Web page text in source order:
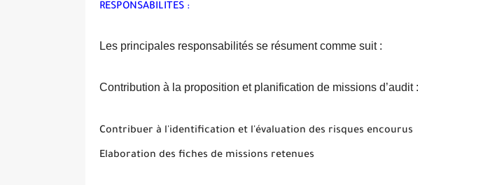
RESPONSABILITES :
Les principales responsabilités se résument comme suit :
Contribution à la proposition et planification de missions d’audit :
Contribuer à l'identification et l'évaluation des risques encourus
Elaboration des fiches de missions retenues